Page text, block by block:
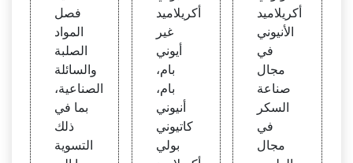
فصل
المواد
الصلبة
والسائلة
الصناعية،
بما في
ذلك
التسوية
يلاميد
غير أي
وني، ب
ولي أ
كريلام
يد / با
م Ms
ds ال
منتج
أكريلاميد
غير
أيوني
بام،
بام،
أنيوني
كاتيوني
بولي
ني اقت
باس&
عينة
مجاني
ة - B
RIEN
أكريلاميد
الأنيوني
في
مجال
صناعة
السكر
في
مجال